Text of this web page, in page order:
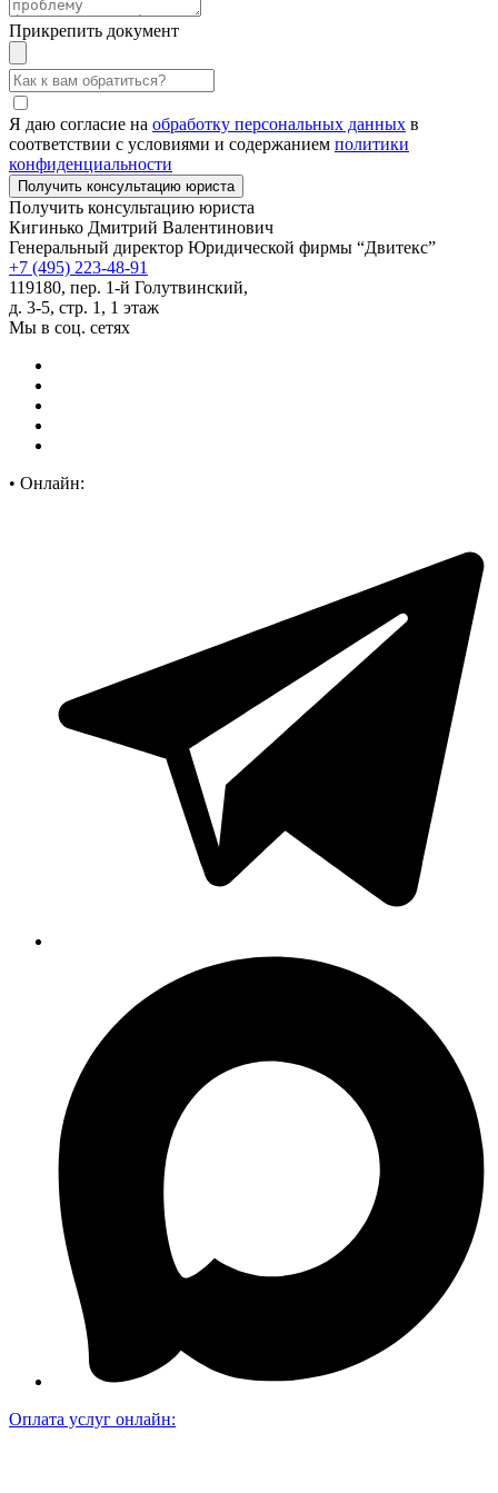
Прикрепить документ
Я даю согласие на обработку персональных данных в
соответствии с условиями и содержанием политики
конфиденциальности
Получить консультацию юриста
Кигинько Дмитрий Валентинович
Генеральный директор Юридической фирмы “Двитекс”
+7 (495) 223-48-91
119180, пер. 1-й Голутвинский,
д. 3-5, стр. 1, 1 этаж
Мы в соц. сетях
• Онлайн:
Оплата услуг онлайн: